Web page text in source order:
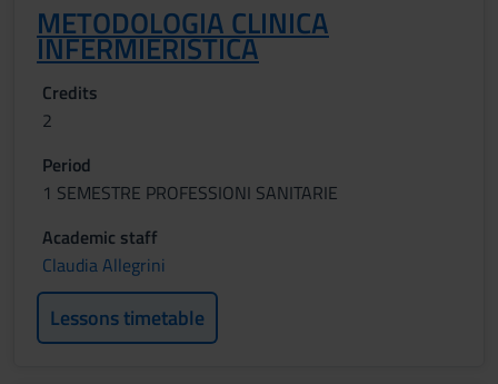
METODOLOGIA CLINICA
INFERMIERISTICA
Credits
2
Period
1 SEMESTRE PROFESSIONI SANITARIE
Academic staff
Claudia Allegrini
Lessons timetable